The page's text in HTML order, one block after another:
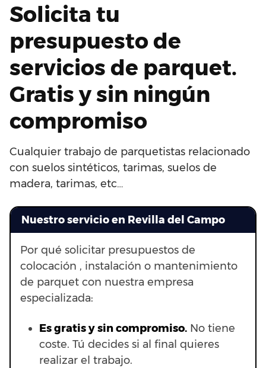
Solicita tu
presupuesto de
servicios de parquet.
Gratis y sin ningún
compromiso
Cualquier trabajo de parquetistas relacionado
con suelos sintéticos, tarimas, suelos de
madera, tarimas, etc…
Nuestro servicio en Revilla del Campo
Por qué solicitar presupuestos de
colocación , instalación o mantenimiento
de parquet con nuestra empresa
especializada:
Es gratis y sin compromiso. No tiene
coste. Tú decides si al final quieres
realizar el trabajo.